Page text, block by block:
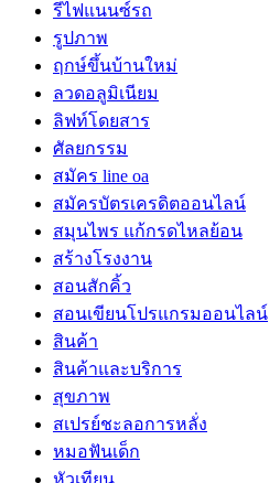
รีไฟแนนซ์รถ
รูปภาพ
ฤกษ์ขึ้นบ้านใหม่
ลวดอลูมิเนียม
ลิฟท์โดยสาร
ศัลยกรรม
สมัคร line oa
สมัครบัตรเครดิตออนไลน์
สมุนไพร แก้กรดไหลย้อน
สร้างโรงงาน
สอนสักคิ้ว
สอนเขียนโปรแกรมออนไลน์
สินค้า
สินค้าและบริการ
สุขภาพ
สเปรย์ชะลอการหลั่ง
หมอฟันเด็ก